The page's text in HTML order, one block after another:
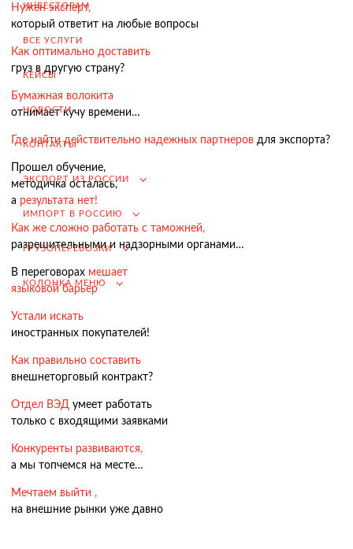
ИНВЕСТОРАМ
ВСЕ УСЛУГИ
КЕЙСЫ
НОВОСТИ
КОНТАКТЫ
ЭКСПОРТ ИЗ РОССИИ
ИМПОРТ В РОССИЮ
ГРУЗОПЕРЕВОЗКИ
КОЛОНКА МЕНЮ
Заключение контрактов и согласование условий поставки
Таможенное оформление и разрешительная документация
Доставка товара российскому покупателю
Завершение сделки
Возмещение НДС при Импорте
Подбор иностранных поставщиков
Продвижение на российском рынке
(для иностранных компаний)
.
Грузоперевозки
Грузоперевозки из Китая
Автомобильные перевозки
Контейнерные перевозки
Железнодорожные перевозки
Нужен эксперт,
который ответит на любые вопросы
Как оптимально доставить
груз в другую страну?
Бумажная волокита
отнимает кучу времени…
Где найти действительно надежных партнеров для экспорта?
Прошел обучение,
методичка осталась,
а результата нет!
Как же сложно работать с таможней,
разрешительными и надзорными органами…
В переговорах мешает
языковой барьер
Устали искать
иностранных покупателей!
Как правильно составить
внешнеторговый контракт?
Отдел ВЭД умеет работать
только с входящими заявками
Конкуренты развиваются,
а мы топчемся на месте…
Мечтаем выйти ,
на внешние рынки уже давно